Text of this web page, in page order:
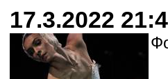
17.3.2022